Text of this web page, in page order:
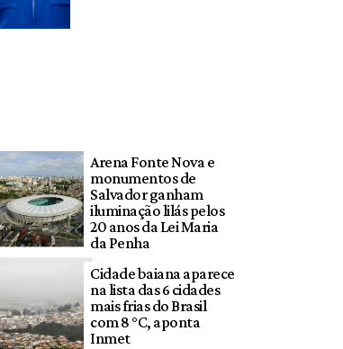
Arena Fonte Nova e
monumentos de
Salvador ganham
iluminação lilás pelos
20 anos da Lei Maria
da Penha
Cidade baiana aparece
na lista das 6 cidades
mais frias do Brasil
com 8 °C, aponta
Inmet